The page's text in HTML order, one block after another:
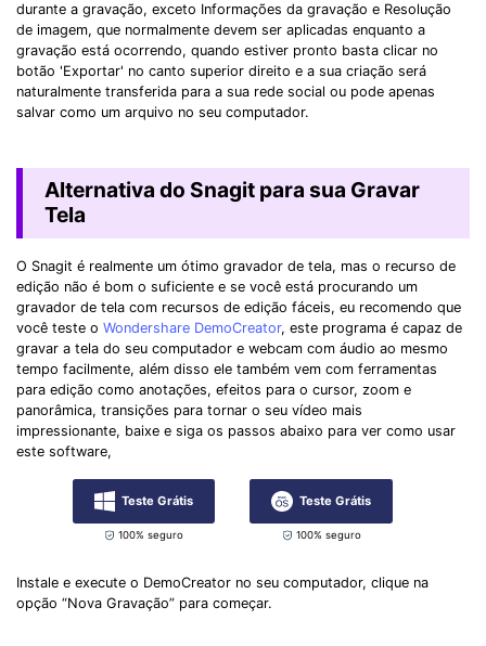
durante a gravação, exceto Informações da gravação e Resolução
de imagem, que normalmente devem ser aplicadas enquanto a
gravação está ocorrendo, quando estiver pronto basta clicar no
botão 'Exportar' no canto superior direito e a sua criação será
naturalmente transferida para a sua rede social ou pode apenas
salvar como um arquivo no seu computador.
Alternativa do Snagit para sua Gravar
Tela
O Snagit é realmente um ótimo gravador de tela, mas o recurso de
edição não é bom o suficiente e se você está procurando um
gravador de tela com recursos de edição fáceis, eu recomendo que
você teste o Wondershare DemoCreator, este programa é capaz de
gravar a tela do seu computador e webcam com áudio ao mesmo
tempo facilmente, além disso ele também vem com ferramentas
para edição como anotações, efeitos para o cursor, zoom e
panorâmica, transições para tornar o seu vídeo mais
impressionante, baixe e siga os passos abaixo para ver como usar
este software,
Teste Grátis
100% seguro
Teste Grátis
100% seguro
Instale e execute o DemoCreator no seu computador, clique na
opção “Nova Gravação” para começar.